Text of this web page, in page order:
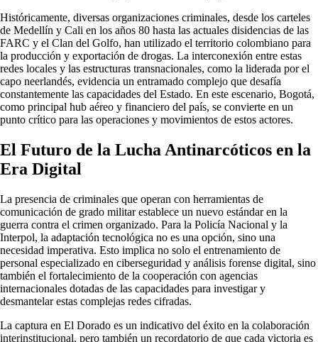
Históricamente, diversas organizaciones criminales, desde los carteles
de Medellín y Cali en los años 80 hasta las actuales disidencias de las
FARC y el Clan del Golfo, han utilizado el territorio colombiano para
la producción y exportación de drogas. La interconexión entre estas
redes locales y las estructuras transnacionales, como la liderada por el
capo neerlandés, evidencia un entramado complejo que desafía
constantemente las capacidades del Estado. En este escenario, Bogotá,
como principal hub aéreo y financiero del país, se convierte en un
punto crítico para las operaciones y movimientos de estos actores.
El Futuro de la Lucha Antinarcóticos en la
Era Digital
La presencia de criminales que operan con herramientas de
comunicación de grado militar establece un nuevo estándar en la
guerra contra el crimen organizado. Para la Policía Nacional y la
Interpol, la adaptación tecnológica no es una opción, sino una
necesidad imperativa. Esto implica no solo el entrenamiento de
personal especializado en ciberseguridad y análisis forense digital, sino
también el fortalecimiento de la cooperación con agencias
internacionales dotadas de las capacidades para investigar y
desmantelar estas complejas redes cifradas.
La captura en El Dorado es un indicativo del éxito en la colaboración
interinstitucional, pero también un recordatorio de que cada victoria es